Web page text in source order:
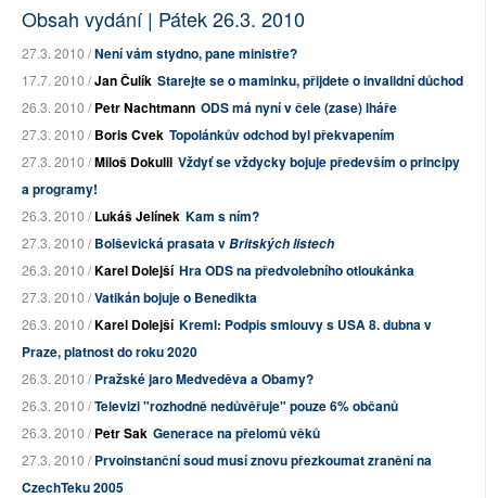
Obsah vydání | Pátek 26.3. 2010
27.3. 2010 /Není vám stydno, pane ministře?
17.7. 2010 /Jan Čulík Starejte se o maminku, přijdete o invalidní důchod
26.3. 2010 /Petr Nachtmann ODS má nyní v čele (zase) lháře
27.3. 2010 /Boris Cvek Topolánkův odchod byl překvapením
27.3. 2010 /Miloš Dokulil Vždyť se vždycky bojuje především o principy
a programy!
26.3. 2010 /Lukáš Jelínek Kam s ním?
27.3. 2010 /Bolševická prasata vBritských listech
26.3. 2010 /Karel Dolejší Hra ODS na předvolebního otloukánka
27.3. 2010 /Vatikán bojuje o Benedikta
26.3. 2010 /Karel Dolejší Kreml: Podpis smlouvy s USA 8. dubna v
Praze, platnost do roku 2020
26.3. 2010 /Pražské jaro Medveděva a Obamy?
26.3. 2010 /Televizi "rozhodně nedůvěřuje" pouze 6% občanů
26.3. 2010 /Petr Sak Generace na přelomů věků
27.3. 2010 /Prvoinstanční soud musí znovu přezkoumat zranění na
CzechTeku 2005